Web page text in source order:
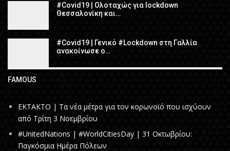
#Covid19 | Ολοταχώς για lockdown
Θεσσαλονίκη και…
#Covid19 | Γενικό #Lockdown στη Γαλλία
ανακοίνωσε ο…
FAMOUS
ΕΚΤΑΚΤΟ | Τα νέα μέτρα για τον κορωνοϊό που ισχύουν
από Τρίτη 3 Νοεμβρίου
#UnitedNations | #WorldCitiesDay | 31 Οκτωβρίου:
Παγκόσμια Ημέρα Πόλεων